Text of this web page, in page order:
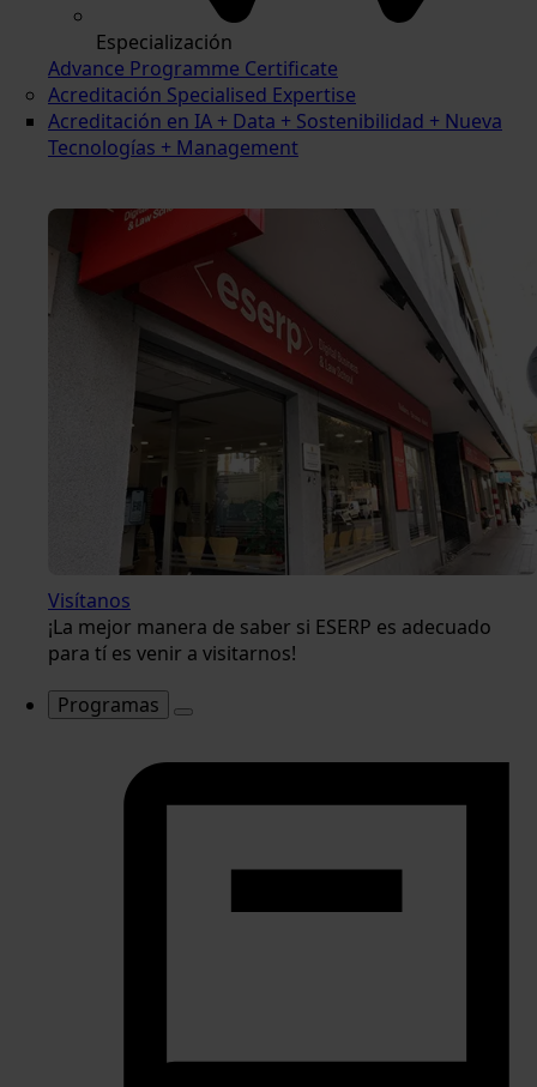
Especialización
Advance Programme Certificate
Acreditación Specialised Expertise
Acreditación en IA + Data + Sostenibilidad + Nueva
Tecnologías + Management
Visítanos
¡La mejor manera de saber si ESERP es adecuado
para tí es venir a visitarnos!
Programas